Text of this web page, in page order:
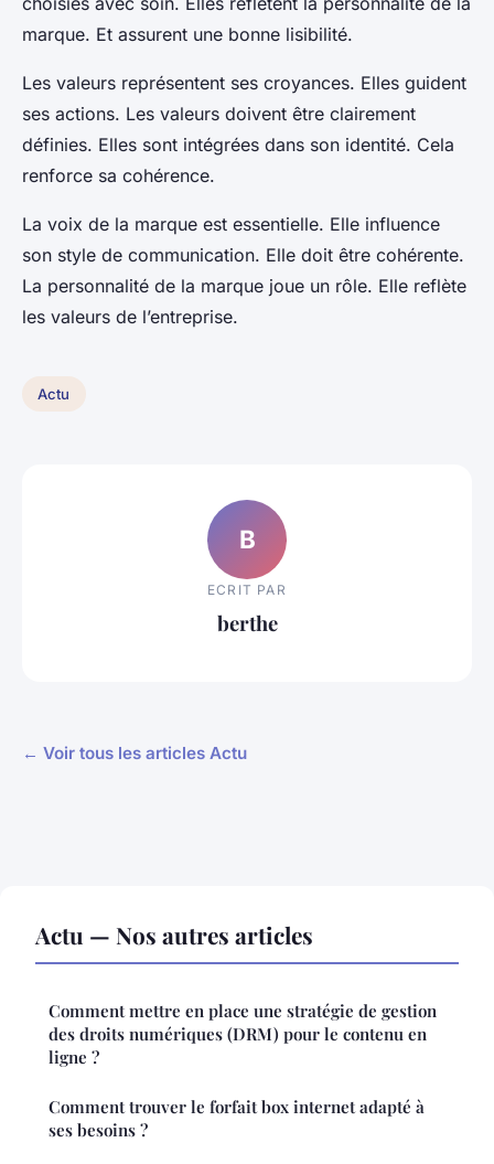
marque. Et assurent une bonne lisibilité.
Les valeurs représentent ses croyances. Elles guident
ses actions. Les valeurs doivent être clairement
définies. Elles sont intégrées dans son identité. Cela
renforce sa cohérence.
La voix de la marque est essentielle. Elle influence
son style de communication. Elle doit être cohérente.
La personnalité de la marque joue un rôle. Elle reflète
les valeurs de l’entreprise.
Actu
B
ECRIT PAR
berthe
← Voir tous les articles Actu
Actu — Nos autres articles
Comment mettre en place une stratégie de gestion
des droits numériques (DRM) pour le contenu en
ligne ?
Comment trouver le forfait box internet adapté à
ses besoins ?